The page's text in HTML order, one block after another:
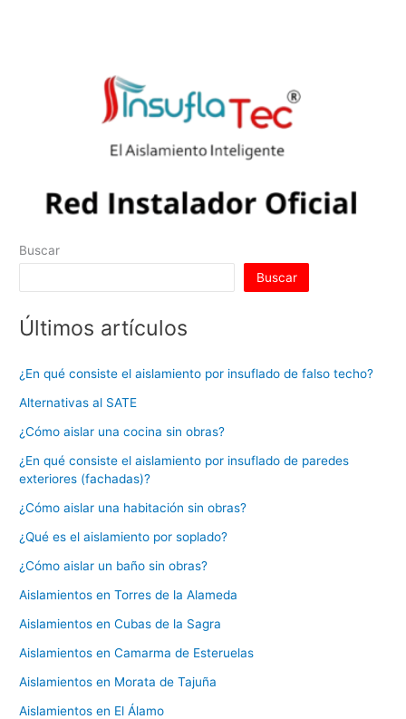
o
k
Buscar
Buscar
Últimos artículos
¿En qué consiste el aislamiento por insuflado de falso techo?
Alternativas al SATE
¿Cómo aislar una cocina sin obras?
¿En qué consiste el aislamiento por insuflado de paredes
exteriores (fachadas)?
¿Cómo aislar una habitación sin obras?
¿Qué es el aislamiento por soplado?
¿Cómo aislar un baño sin obras?
Aislamientos en Torres de la Alameda
Aislamientos en Cubas de la Sagra
Aislamientos en Camarma de Esteruelas
Aislamientos en Morata de Tajuña
Aislamientos en El Álamo